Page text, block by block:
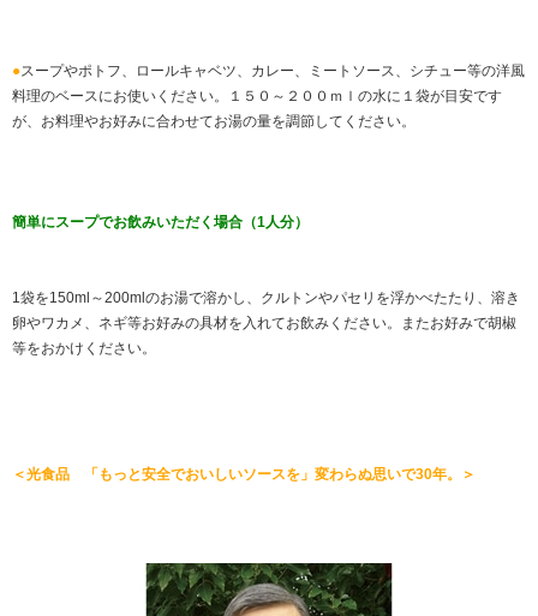
●スープやポトフ、ロールキャベツ、カレー、ミートソース、シチュー等の洋風
料理のベースにお使いください。１５０～２００ｍｌの水に１袋が目安です
が、お料理やお好みに合わせてお湯の量を調節してください。
簡単にスープでお飲みいただく場合（1人分）
1袋を150ml～200mlのお湯で溶かし、クルトンやパセリを浮かべたたり、溶き
卵やワカメ、ネギ等お好みの具材を入れてお飲みください。またお好みで胡椒
等をおかけください。
＜光食品 「もっと安全でおいしいソースを」変わらぬ思いで30年。＞